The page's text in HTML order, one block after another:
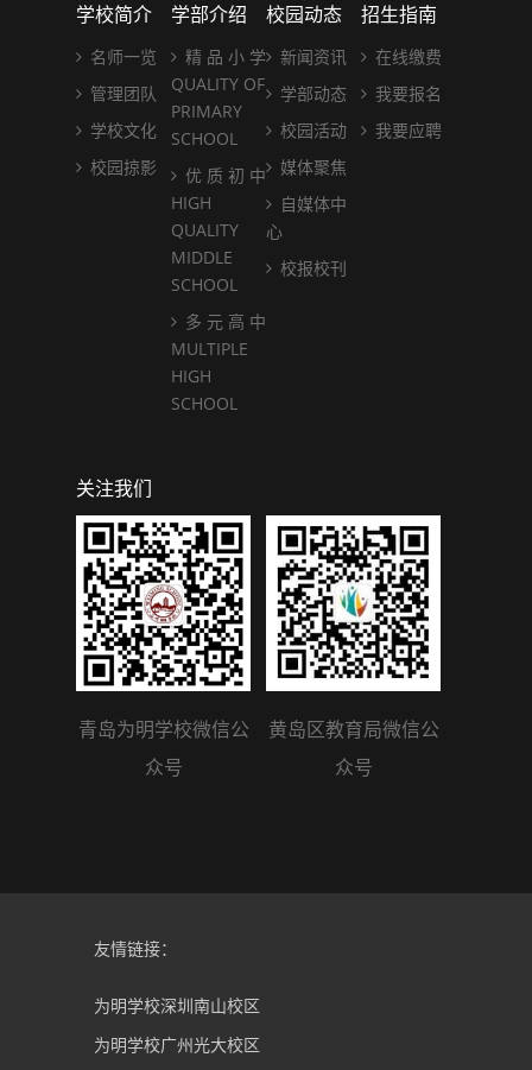
学校简介
名师一览
管理团队
学校文化
校园掠影
学部介绍
精 品 小 学
QUALITY OF
PRIMARY
SCHOOL
优 质 初 中
HIGH
QUALITY
MIDDLE
SCHOOL
多 元 高 中
MULTIPLE
HIGH
SCHOOL
校园动态
新闻资讯
学部动态
校园活动
媒体聚焦
自媒体中
心
校报校刊
招生指南
在线缴费
我要报名
我要应聘
关注我们
青岛为明学校微信公
众号
黄岛区教育局微信公
众号
友情链接：
为明学校深圳南山校区
为明学校广州光大校区